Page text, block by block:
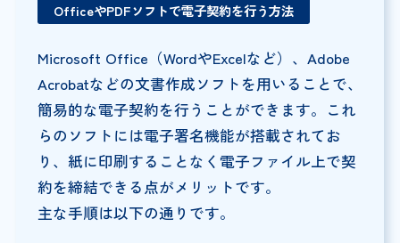
OfficeやPDFソフトで電子契約を行う方法
Microsoft Office（WordやExcelなど）、Adobe
Acrobatなどの文書作成ソフトを用いることで、
簡易的な電子契約を行うことができます。これ
らのソフトには電子署名機能が搭載されてお
り、紙に印刷することなく電子ファイル上で契
約を締結できる点がメリットです。
主な手順は以下の通りです。